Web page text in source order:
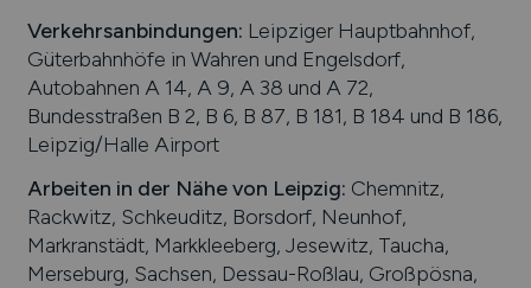
International
Verkehrsanbindungen: Leipziger Hauptbahnhof,
Güterbahnhöfe in Wahren und Engelsdorf,
Autobahnen A 14, A 9, A 38 und A 72,
Bundesstraßen B 2, B 6, B 87, B 181, B 184 und B 186,
Leipzig/Halle Airport
Arbeiten in der Nähe von Leipzig: Chemnitz,
Rackwitz, Schkeuditz, Borsdorf, Neunhof,
Markranstädt, Markkleeberg, Jesewitz, Taucha,
Merseburg, Sachsen, Dessau-Roßlau, Großpösna,